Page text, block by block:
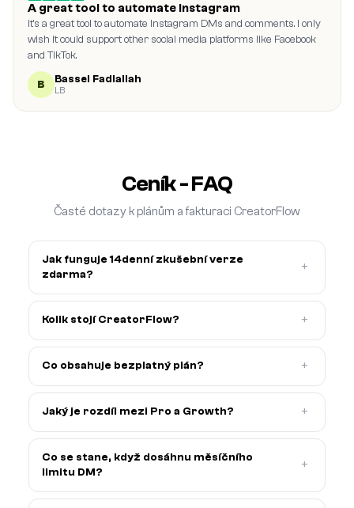
A great tool to automate Instagram
It's a great tool to automate Instagram DMs and comments. I only
wish it could support other social media platforms like Facebook
and TikTok.
B Bassel Fadlallah
LB
Ceník - FAQ
Časté dotazy k plánům a fakturaci CreatorFlow
Jak funguje 14denní zkušební verze
zdarma?
+
Kolik stojí CreatorFlow? +
Co obsahuje bezplatný plán? +
Jaký je rozdíl mezi Pro a Growth? +
Co se stane, když dosáhnu měsíčního
limitu DM?
+